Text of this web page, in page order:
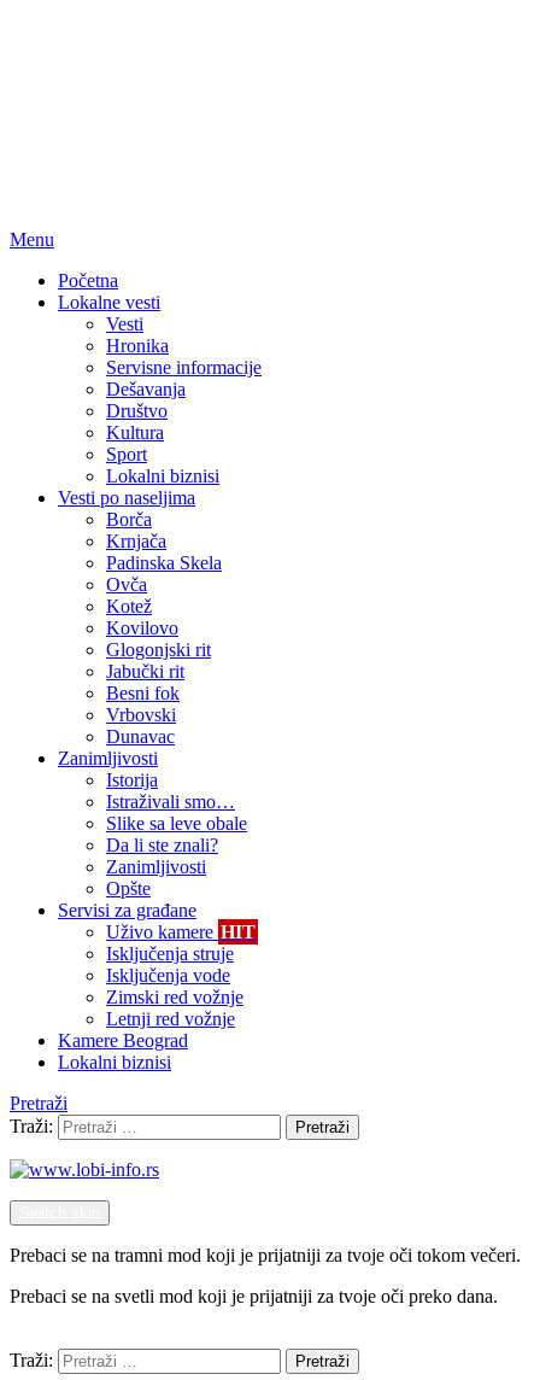
Menu
Početna
Lokalne vesti
Vesti
Hronika
Servisne informacije
Dešavanja
Društvo
Kultura
Sport
Lokalni biznisi
Vesti po naseljima
Borča
Krnjača
Padinska Skela
Ovča
Kotež
Kovilovo
Glogonjski rit
Jabučki rit
Besni fok
Vrbovski
Dunavac
Zanimljivosti
Istorija
Istraživali smo…
Slike sa leve obale
Da li ste znali?
Zanimljivosti
Opšte
Servisi za građane
Uživo kamere HIT
Isključenja struje
Isključenja vode
Zimski red vožnje
Letnji red vožnje
Kamere Beograd
Lokalni biznisi
Pretraži
Traži:
Pretraži
Prebaci se na tramni mod koji je prijatniji za tvoje oči tokom večeri.
Prebaci se na svetli mod koji je prijatniji za tvoje oči preko dana.
Traži:
Pretraži